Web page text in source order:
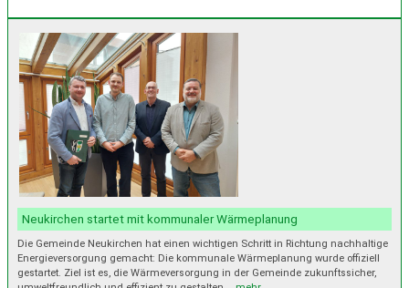
Neukirchen startet mit kommunaler Wärmeplanung
Die Gemeinde Neukirchen hat einen wichtigen Schritt in Richtung nachhaltige
Energieversorgung gemacht: Die kommunale Wärmeplanung wurde offiziell
gestartet. Ziel ist es, die Wärmeversorgung in der Gemeinde zukunftssicher,